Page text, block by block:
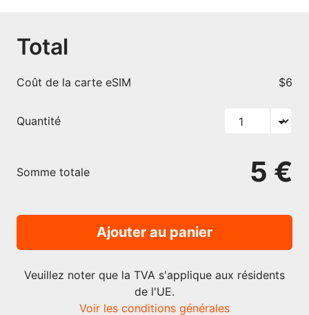
Total
Coût de la carte eSIM $6
Quantité
Somme totale 5 €
Ajouter au panier
Veuillez noter que la TVA s'applique aux résidents
de l'UE.
Voir les conditions générales